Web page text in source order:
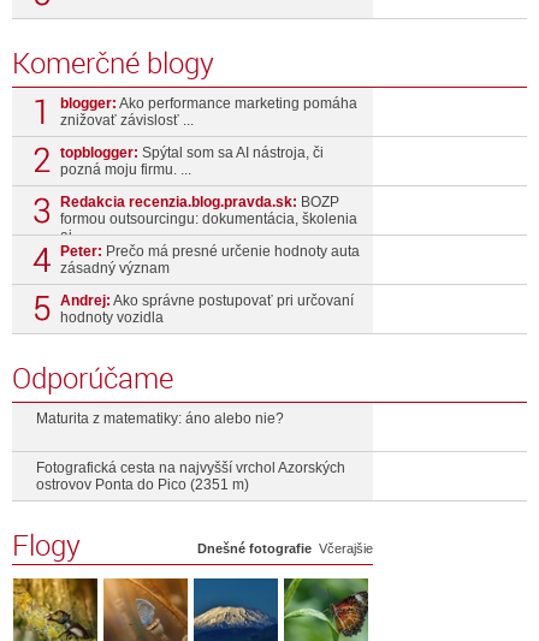
Komerčné blogy
blogger: Ako performance marketing pomáha
znižovať závislosť ...
topblogger: Spýtal som sa AI nástroja, či
pozná moju firmu. ...
Redakcia recenzia.blog.pravda.sk: BOZP
formou outsourcingu: dokumentácia, školenia
aj ...
Peter: Prečo má presné určenie hodnoty auta
zásadný význam
Andrej: Ako správne postupovať pri určovaní
hodnoty vozidla
Odporúčame
Maturita z matematiky: áno alebo nie?
Fotografická cesta na najvyšší vrchol Azorských
ostrovov Ponta do Pico (2351 m)
Flogy Dnešné fotografie Včerajšie